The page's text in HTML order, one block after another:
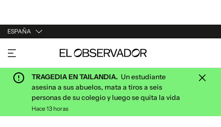
ESPAÑA
URUGUAY
ARGENTINA
ESPAÑA
ESTADOS UNIDOS
TRAGEDIA EN TAILANDIA. Un estudiante
asesina a sus abuelos, mata a tiros a seis
personas de su colegio y luego se quita la vida
Hace 13 horas